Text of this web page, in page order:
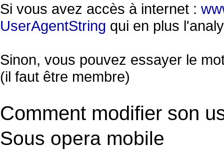
Si vous avez accès à internet :
UserAgentString qui en plus
Sinon, vous pouvez essayer le
(il faut être membre)
Comment modifier son
Sous opera mobile